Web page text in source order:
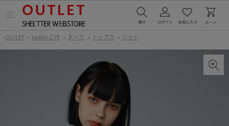
ー
を
OUTLET > HeRIN.CYE > すべて > トップス > ニット